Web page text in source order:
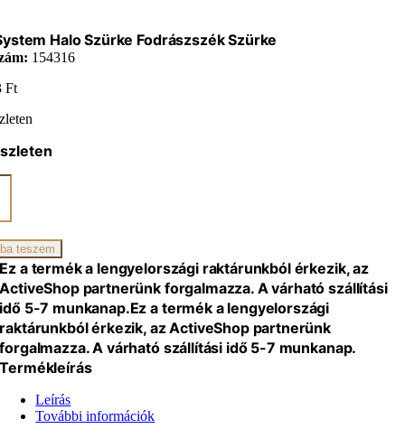
Halo Szürke Fodrászszék Szürke
154316
Ft
teszem
Ez a termék a lengyelországi raktárunkból érkezik, az
ActiveShop partnerünk forgalmazza. A várható szállítási
idő 5-7 munkanap.Ez a termék a lengyelországi
raktárunkból érkezik, az ActiveShop partnerünk
forgalmazza. A várható szállítási idő 5-7 munkanap.
Termékleírás
Leírás
További információk